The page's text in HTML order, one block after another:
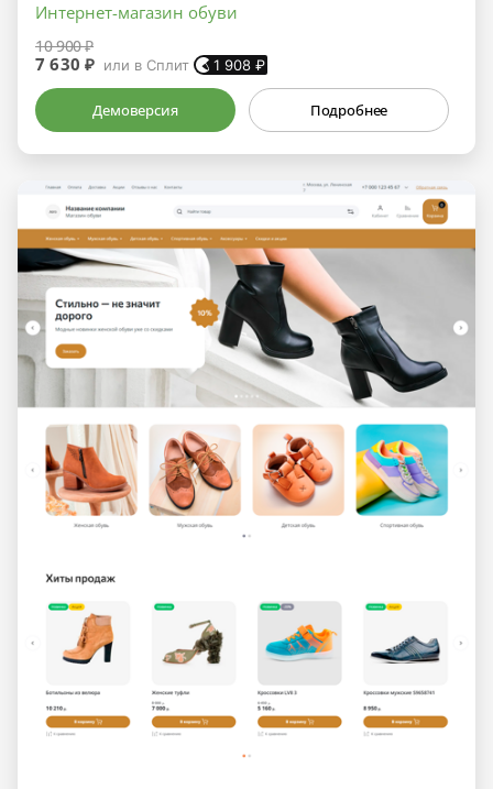
Интернет-магазин обуви
10 900 ₽
7 630 ₽ или в Сплит 1 908 ₽
Демоверсия Подробнее